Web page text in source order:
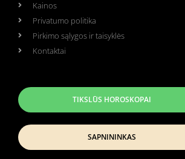
Kainos
Privatumo politika
Pirkimo sąlygos ir taisyklės
Kontaktai
TIKSLŪS HOROSKOPAI
SAPNININKAS